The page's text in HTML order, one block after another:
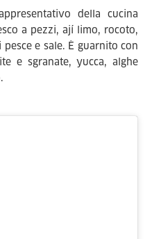
della cucina
a pezzi, ají limo, rocoto,
e sale. È guarnito con
e sgranate, yucca, alghe